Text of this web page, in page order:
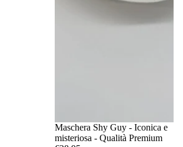
Maschera Shy Guy - Iconica e
misteriosa - Qualità Premium